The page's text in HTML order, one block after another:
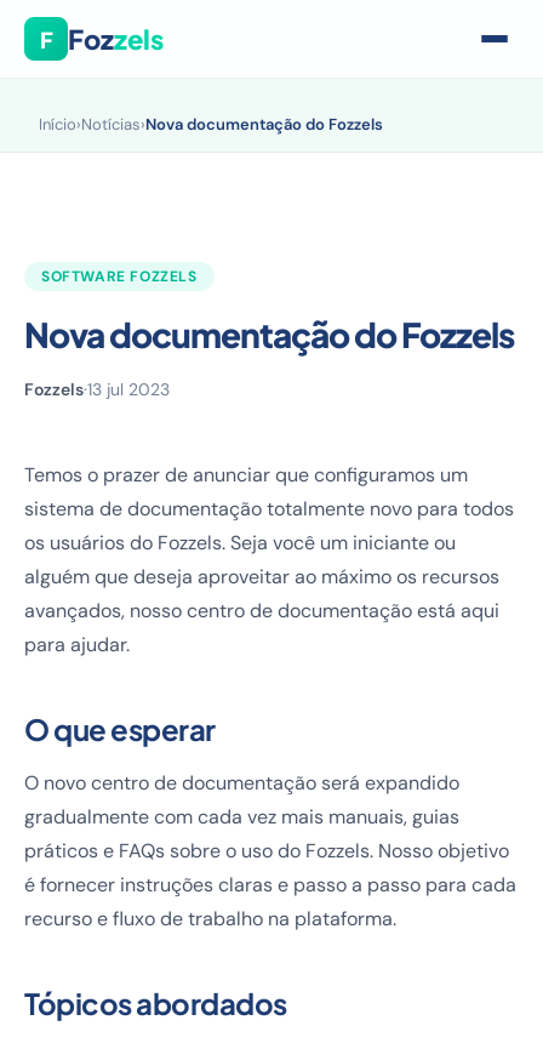
F Fozzels
Início›Notícias›Nova documentação do Fozzels
SOFTWARE FOZZELS
Nova documentação do Fozzels
Fozzels·13 jul 2023
Temos o prazer de anunciar que configuramos um
sistema de documentação totalmente novo para todos
os usuários do Fozzels. Seja você um iniciante ou
alguém que deseja aproveitar ao máximo os recursos
avançados, nosso centro de documentação está aqui
para ajudar.
O que esperar
O novo centro de documentação será expandido
gradualmente com cada vez mais manuais, guias
práticos e FAQs sobre o uso do Fozzels. Nosso objetivo
é fornecer instruções claras e passo a passo para cada
recurso e fluxo de trabalho na plataforma.
Tópicos abordados